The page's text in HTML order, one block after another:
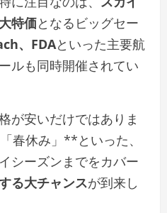
特価となるビッグセー
、FDAといった主要航
ルも同時開催されてい
が安いだけではありま
春休み」**といった、
シーズンまでをカバー
る大チャンスが到来し